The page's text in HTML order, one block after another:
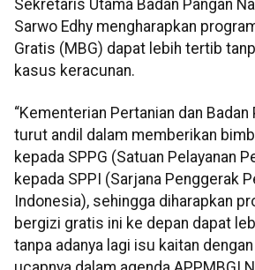
Sekretaris Utama Badan Pangan
Sarwo Edhy mengharapkan
Gratis (MBG) dapat lebih tertib
kasus keracunan.
“Kementerian Pertanian dan Badan
turut andil dalam memberikan
kepada SPPG (Satuan Pelayanan
kepada SPPI (Sarjana Penggerak
Indonesia), sehingga diharapkan
bergizi gratis ini ke depan dapat
tanpa adanya lagi isu kaitan dengan